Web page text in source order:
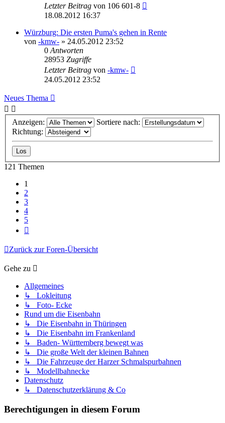
Letzter Beitrag von 106 601-8
18.08.2012 16:37
Würzburg: Die ersten Puma's gehen in Rente
von -kmw- » 24.05.2012 23:52
0 Antworten
28953 Zugriffe
Letzter Beitrag von -kmw-
24.05.2012 23:52
Neues Thema
Anzeigen:
Sortiere nach:
Richtung:
121 Themen
1
2
3
4
5
Zurück zur Foren-Übersicht
Gehe zu
Allgemeines
↳ Lokleitung
↳ Foto- Ecke
Rund um die Eisenbahn
↳ Die Eisenbahn in Thüringen
↳ Die Eisenbahn im Frankenland
↳ Baden- Württemberg bewegt was
↳ Die große Welt der kleinen Bahnen
↳ Die Fahrzeuge der Harzer Schmalspurbahnen
↳ Modellbahnecke
Datenschutz
↳ Datenschutzerklärung & Co
Berechtigungen in diesem Forum